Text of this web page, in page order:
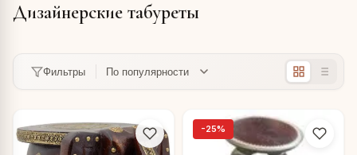
Дизайнерские табуреты
Фильтры
-25%